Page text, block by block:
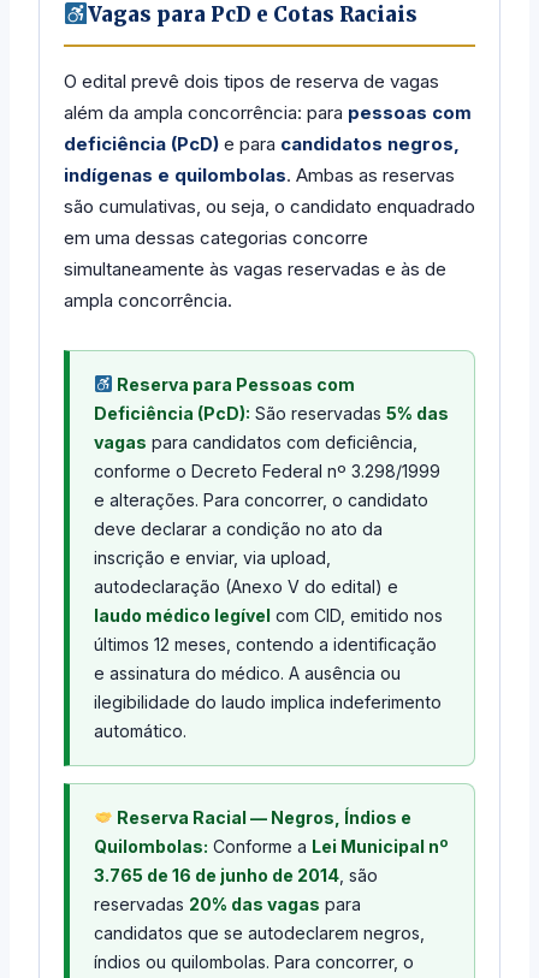
Vagas para PcD e Cotas Raciais
O edital prevê dois tipos de reserva de vagas
além da ampla concorrência: para pessoas com
deficiência (PcD) e para candidatos negros,
indígenas e quilombolas. Ambas as reservas
são cumulativas, ou seja, o candidato enquadrado
em uma dessas categorias concorre
simultaneamente às vagas reservadas e às de
ampla concorrência.
Reserva para Pessoas com
Deficiência (PcD): São reservadas 5% das
vagas para candidatos com deficiência,
conforme o Decreto Federal nº 3.298/1999
e alterações. Para concorrer, o candidato
deve declarar a condição no ato da
inscrição e enviar, via upload,
autodeclaração (Anexo V do edital) e
laudo médico legível com CID, emitido nos
últimos 12 meses, contendo a identificação
e assinatura do médico. A ausência ou
ilegibilidade do laudo implica indeferimento
automático.
Reserva Racial — Negros, Índios e
Quilombolas: Conforme a Lei Municipal nº
3.765 de 16 de junho de 2014 , são
reservadas 20% das vagas para
candidatos que se autodeclarem negros,
índios ou quilombolas. Para concorrer, o